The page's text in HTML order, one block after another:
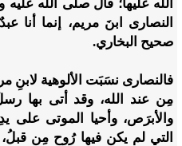
الله عليها؛ قال صلى الله
النصارى ابنَ مريم، إنما أنا
صحيح البخاري.
فالنصارى نسَبَت الألوهية لابنِ
مِن عند الله، وقد أتى بها
والأبرَص، وأحيا الموتى على
التي لم يكن فيها رُوح مِن